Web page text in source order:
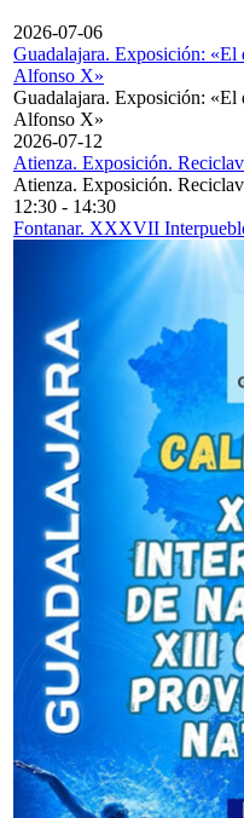
2026-07-06
Guadalajara. Exposición: «El
Alfonso X»
Guadalajara. Exposición: «El
Alfonso X»
2026-07-12
Atienza. Exposición.
Atienza. Exposición.
12:30 - 14:30
Fontanar. XXXVII